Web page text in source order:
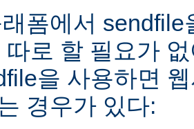
폼에서
따로 할 필요가
을 사용하면
경우가 있다: